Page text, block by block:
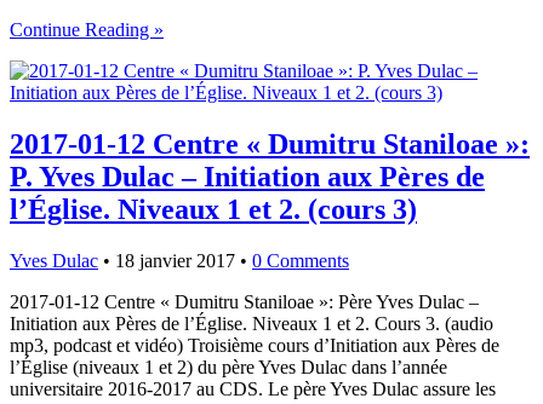
Continue Reading »
2017-01-12 Centre « Dumitru Staniloae »:
P. Yves Dulac – Initiation aux Pères de
l’Église. Niveaux 1 et 2. (cours 3)
Yves Dulac • 18 janvier 2017 • 0 Comments
2017-01-12 Centre « Dumitru Staniloae »: Père Yves Dulac –
Initiation aux Pères de l’Église. Niveaux 1 et 2. Cours 3. (audio
mp3, podcast et vidéo) Troisième cours d’Initiation aux Pères de
l’Église (niveaux 1 et 2) du père Yves Dulac dans l’année
universitaire 2016-2017 au CDS. Le père Yves Dulac assure les